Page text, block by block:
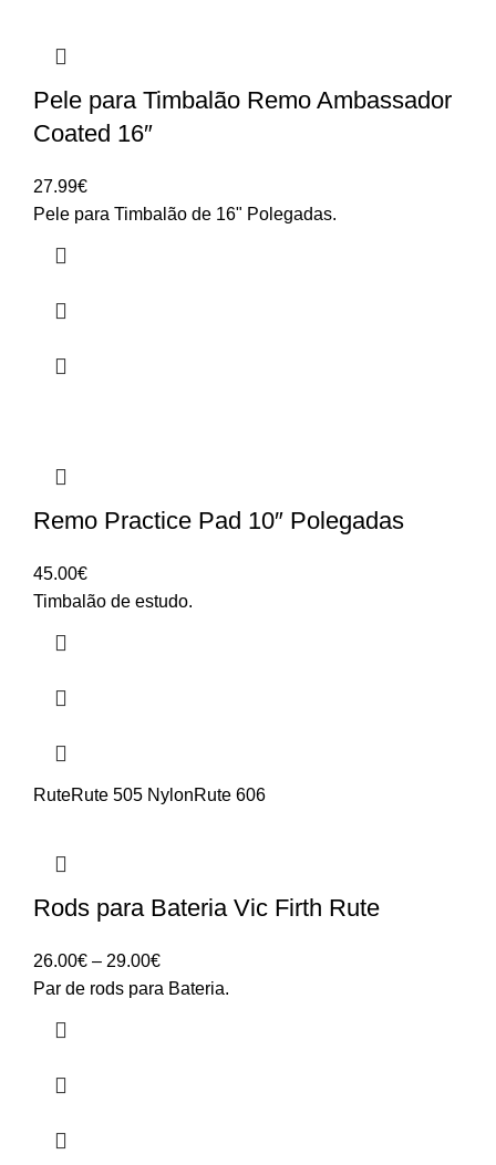
Pele para Timbalão Remo Ambassador
Coated 16″
27.99€
Pele para Timbalão de 16" Polegadas.
Remo Practice Pad 10″ Polegadas
45.00€
Timbalão de estudo.
RuteRute 505 NylonRute 606
Rods para Bateria Vic Firth Rute
26.00€ – 29.00€Price
range:
Par de rods para Bateria.